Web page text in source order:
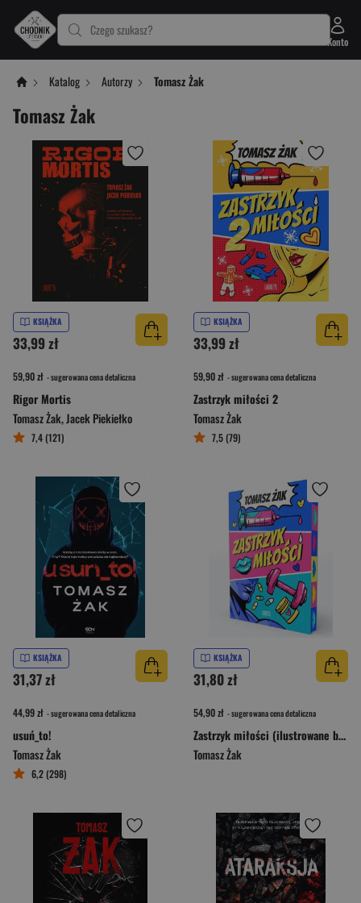
Czego szukasz?
Konto
Katalog Autorzy Tomasz Żak
Tomasz Żak
KSIĄŻKA
33,99 zł
59,90 zł - sugerowana cena detaliczna
Rigor Mortis
Tomasz Żak,Jacek Piekiełko
7,4 (121)
KSIĄŻKA
33,99 zł
59,90 zł - sugerowana cena detaliczna
Zastrzyk miłości 2
Tomasz Żak
7,5 (79)
KSIĄŻKA
31,37 zł
44,99 zł - sugerowana cena detaliczna
usuń_to!
Tomasz Żak
6,2 (298)
KSIĄŻKA
31,80 zł
54,90 zł - sugerowana cena detaliczna
Zastrzyk miłości (ilustrowane brzegi)
Tomasz Żak